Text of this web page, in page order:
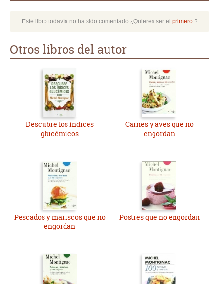
Este libro todavía no ha sido comentado ¿Quieres ser el primero?
Otros libros del autor
Descubre los índices
glucémicos
Carnes y aves que no
engordan
Pescados y mariscos que no
engordan
Postres que no engordan